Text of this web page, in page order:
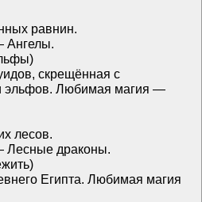
равнин.
Ангелы.
скрещённая с
эльфов. Любимая магия —
лесов.
Лесные драконы.
Египта. Любимая магия